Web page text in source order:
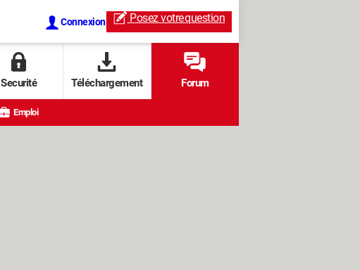
Connexion Posez votrequestion
Securité Téléchargement Forum
Emploi